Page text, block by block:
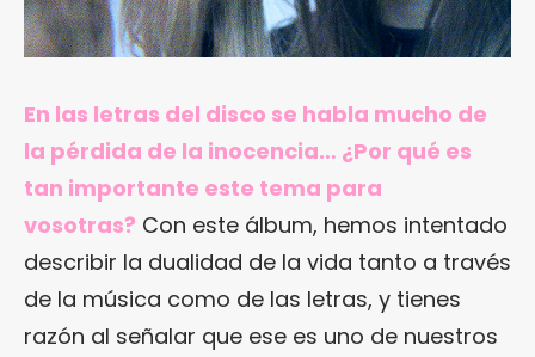
En las letras del disco se habla mucho de
la pérdida de la inocencia… ¿Por qué es
tan importante este tema para
vosotras? Con este álbum, hemos intentado
describir la dualidad de la vida tanto a través
de la música como de las letras, y tienes
razón al señalar que ese es uno de nuestros